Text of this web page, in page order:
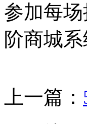
参加每
阶商城
上一篇：